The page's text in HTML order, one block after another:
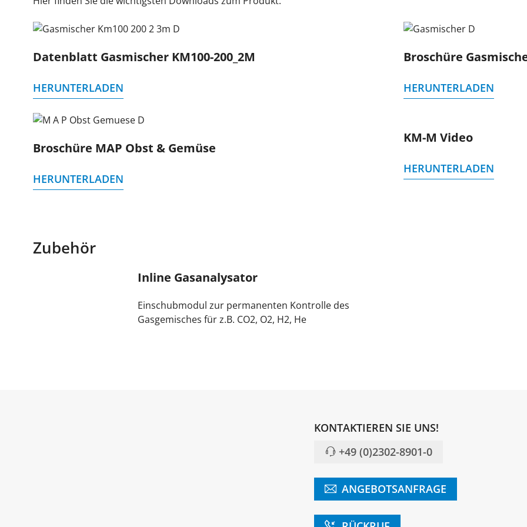
Datenblatt Gasmischer KM100-200_2M
HERUNTERLADEN
Broschüre
HERUNTERLADEN
Broschüre MAP Obst & Gemüse
HERUNTERLADEN
KM-M Video
HERUNTERLADEN
Zubehör
Inline Gasanalysator
Einschubmodul zur permanenten Kontrolle des
Gasgemisches für z.B. CO2, O2, H2, He
KONTAKTIEREN SIE UNS!
+49 (0)2302-8901-0
ANGEBOTSANFRAGE